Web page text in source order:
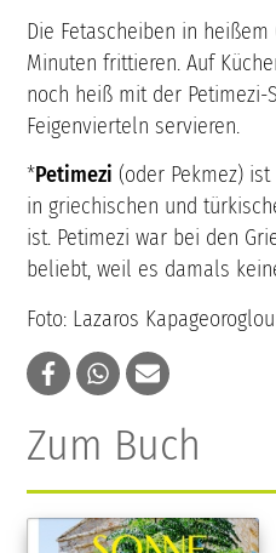
Die Fetascheiben in heißem
Minuten frittieren. Auf
noch heiß mit der Petimezi-
Feigenvierteln servieren.
*Petimezi (oder Pekmez)
in griechischen und
ist. Petimezi war bei den
beliebt, weil es damals
Foto: Lazaros Kapageoroglou
Zum Buch